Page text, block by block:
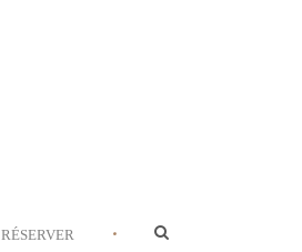
RÉSERVER •